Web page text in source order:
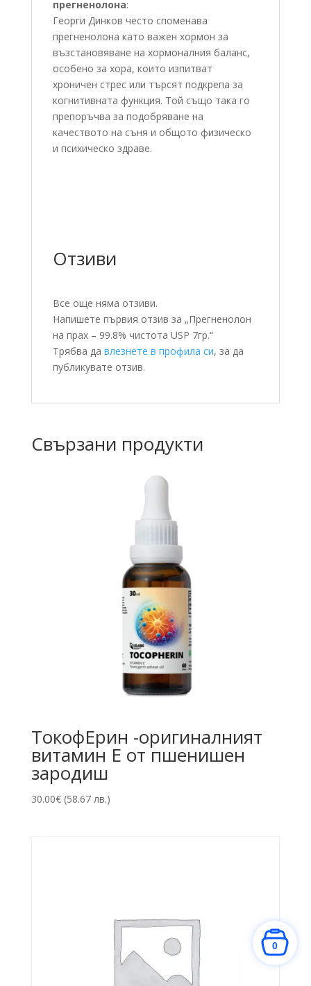
прегненолона:
Георги Динков често споменава
прегненолона като важен хормон за
възстановяване на хормоналния баланс,
особено за хора, които изпитват
хроничен стрес или търсят подкрепа за
когнитивната функция. Той също така го
препоръчва за подобряване на
качеството на съня и общото физическо
и психическо здраве.
Отзиви
Все още няма отзиви.
Напишете първия отзив за „Прегненолон
на прах – 99.8% чистота USP 7гр.“
Трябва да влезнете в профила си, за да
публикувате отзив.
Свързани продукти
ТокофЕрин -оригиналният
витамин Е от пшенишен
зародиш
30.00€ (58.67 лв.)
0